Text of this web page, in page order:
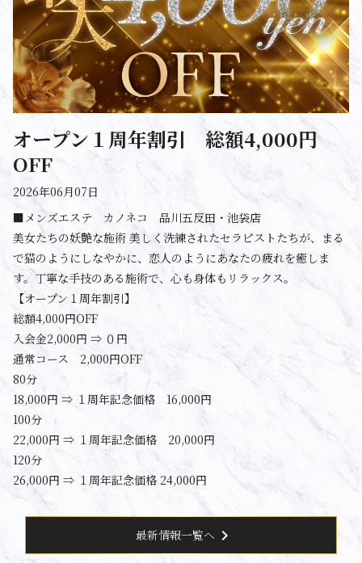
オープン１周年割引 総額4,000円
OFF
2026年06月07日
■メンズエステ カノネコ 品川五反田・池袋店
美女たちの妖艶な施術 美しく洗練されたセラピストたちが、まる
で猫のようにしなやかに、恋人のようにあなたの疲れを癒しま
す。丁寧な手技のある施術で、心も身体もリラックス。
【オープン１周年割引】
総額4,000円OFF
入会金2,000円 ⇒ ０円
通常コース 2,000円OFF
80分
18,000円 ⇒ １周年記念価格 16,000円
100分
22,000円 ⇒ １周年記念価格 20,000円
120分
26,000円 ⇒ １周年記念価格 24,000円
最新情報一覧へ chevron_right